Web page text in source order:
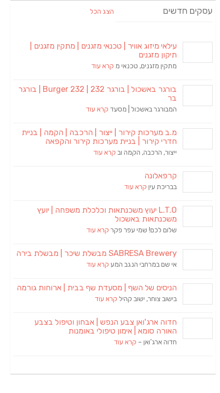
עסקים חדשים הצג הכל
עילאי מיזוג אוויר | טכנאי מזגנים | מתקין מזגנים |
תיקון מזגנים
מתקין מזגנים, טכנאי מ קרא עוד
בורגר באשכול | בורגר 232 | Burger 232 | בורגר
בר
המבורגר באשכול | מסעד קרא עוד
מ.ב מערכות קירור | ייצור | הרכבה | הקמה | בניית
חדרי קירור | בניית מערכות קירור והקפאה
ייצור, הרכבה, הקמה וב קרא עוד
קרפאלונה
בבריכת עין קרא עוד
L.T.O יעוץ משכנתאות וכלכלת משפחה | יועץ
משכנתאות באשכול
שלום לכם! שמי עפר פקר קרא עוד
SABRESA Brewery מבשלת שיכר | מבשלת בירה
אי שם במרחבי הנגב המע קרא עוד
הניסים של השף | מסעדת שף בבית | ארוחות גורמה
בישוב צוחר, ישוב קהיל קרא עוד
חדוה ארג'ואן צבע הנפש | אבחון וטיפול בצבע
האורה סומא | אימון טיפולי באומנות
חדוה ארג'ואן – קרא עוד